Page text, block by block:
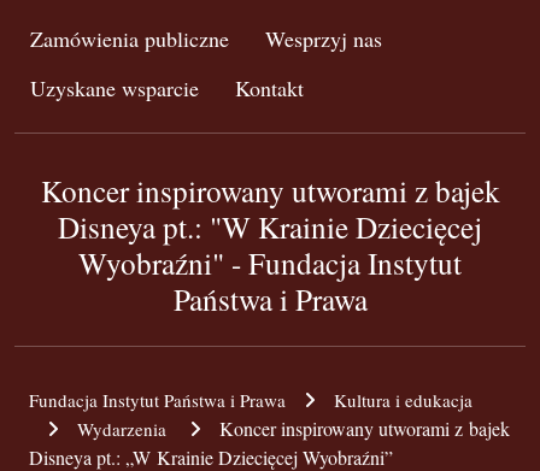
Zamówienia publiczne
Wesprzyj nas
Uzyskane wsparcie
Kontakt
Koncer inspirowany utworami z bajek
Disneya pt.: "W Krainie Dziecięcej
Wyobraźni" - Fundacja Instytut
Państwa i Prawa
Fundacja Instytut Państwa i Prawa
Kultura i edukacja
Wydarzenia
Koncer inspirowany utworami z bajek
Disneya pt.: „W Krainie Dziecięcej Wyobraźni”